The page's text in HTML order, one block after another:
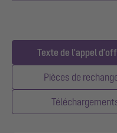
Texte de l'appel
Pièces de